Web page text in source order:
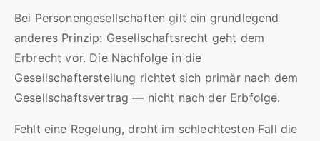
Bei Personengesellschaften gilt ein grundlegend
anderes Prinzip: Gesellschaftsrecht geht dem
Erbrecht vor. Die Nachfolge in die
Gesellschafterstellung richtet sich primär nach dem
Gesellschaftsvertrag — nicht nach der Erbfolge.
Fehlt eine Regelung, droht im schlechtesten Fall die